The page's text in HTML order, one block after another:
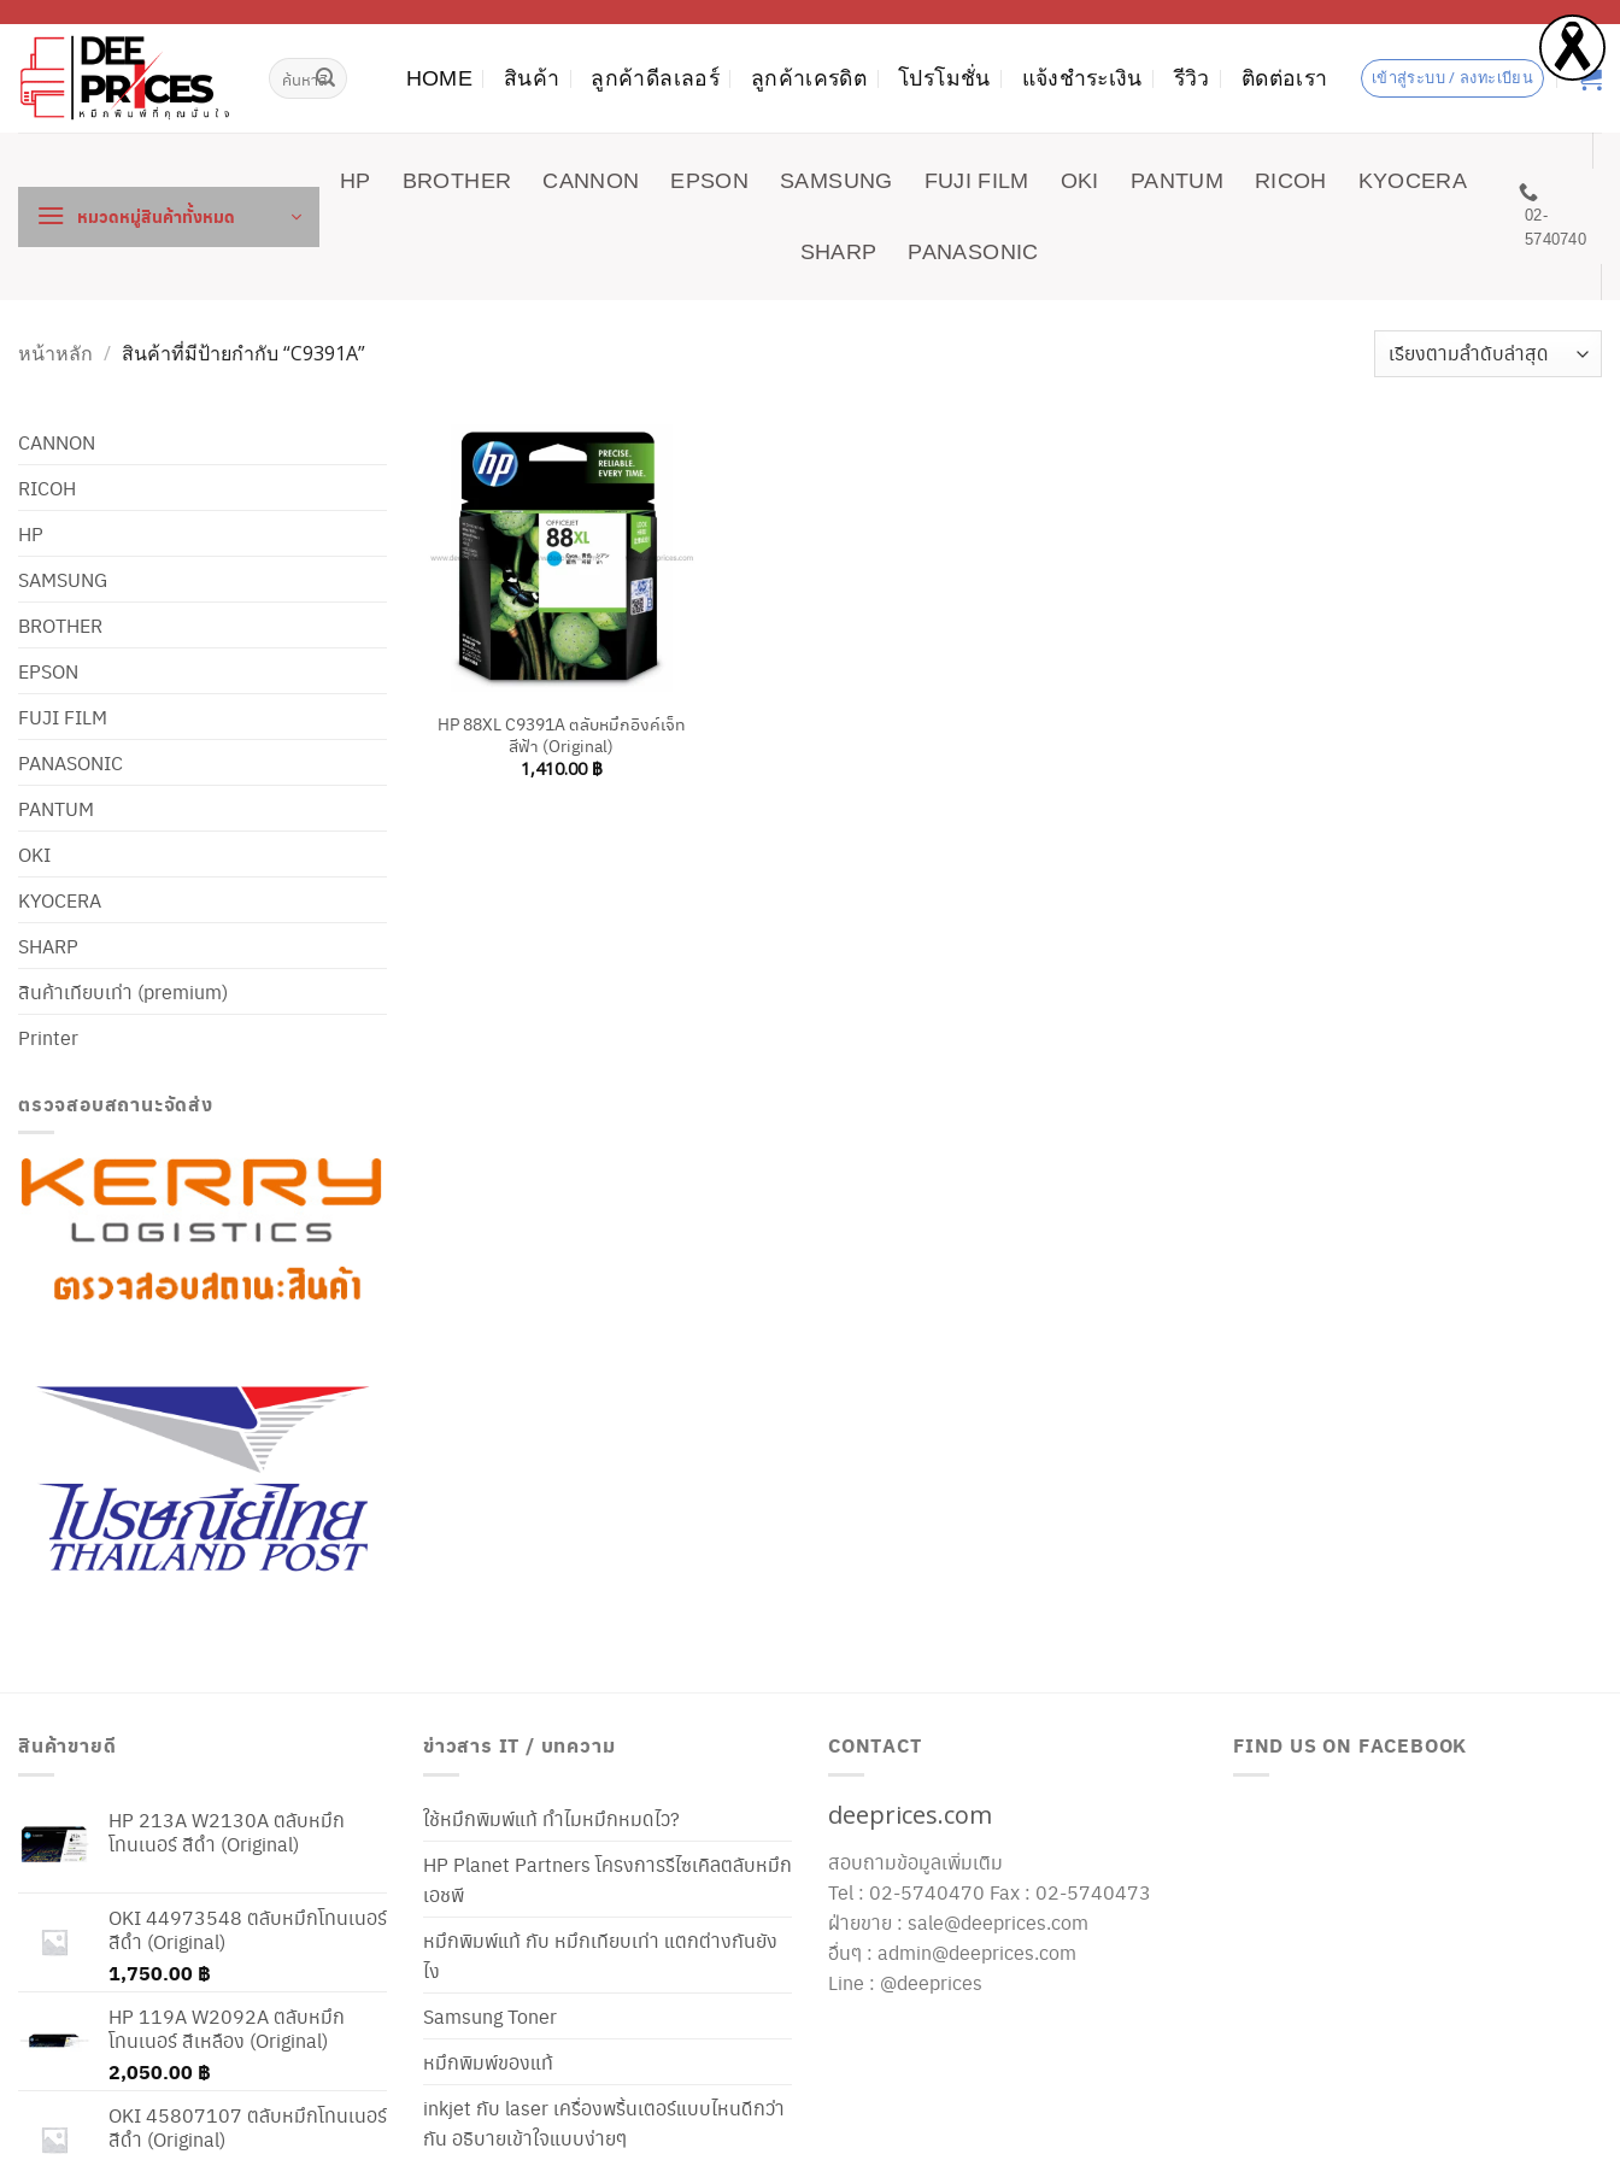
เนื้อหา
ค้นหา: HOME สินค้า ลูกค้าดีลเลอร์ ลูกค้าเครดิต โปรโมชั่น แจ้งชำระเงิน รีวิว ติดต่อเรา เข้าสู่ระบบ / ลงทะเบียน
หมวดหมู่สินค้าทั้งหมด
HP BROTHER CANNON EPSON SAMSUNG FUJI FILM OKI PANTUM RICOH KYOCERA
SHARP PANASONIC
02-
5740740
หน้าหลัก / สินค้าที่มีป้ายกำกับ “C9391A”
CANNON
RICOH
HP
SAMSUNG
BROTHER
EPSON
FUJI FILM
PANASONIC
PANTUM
OKI
KYOCERA
SHARP
สินค้าเทียบเท่า (premium)
Printer
ตรวจสอบสถานะจัดส่ง
HP 88XL C9391A ตลับหมึกอิงค์เจ็ท
สีฟ้า (Original)
1,410.00 ฿
สินค้าขายดี
HP 213A W2130A ตลับหมึก
โทนเนอร์ สีดำ (Original)
OKI 44973548 ตลับหมึกโทนเนอร์
สีดำ (Original)
1,750.00 ฿
HP 119A W2092A ตลับหมึก
โทนเนอร์ สีเหลือง (Original)
2,050.00 ฿
OKI 45807107 ตลับหมึกโทนเนอร์
สีดำ (Original)
ข่าวสาร IT / บทความ
ใช้หมึกพิมพ์แท้ ทำไมหมึกหมดไว?
HP Planet Partners โครงการรีไซเคิลตลับหมึก
เอชพี
หมึกพิมพ์แท้ กับ หมึกเทียบเท่า แตกต่างกันยัง
ไง
Samsung Toner
หมึกพิมพ์ของแท้
inkjet กับ laser เครื่องพริ้นเตอร์แบบไหนดีกว่า
กัน อธิบายเข้าใจแบบง่ายๆ
CONTACT
deeprices.com
สอบถามข้อมูลเพิ่มเติม
Tel : 02-5740470 Fax : 02-5740473
ฝ่ายขาย : sale@deeprices.com
อื่นๆ : admin@deeprices.com
Line : @deeprices
FIND US ON FACEBOOK